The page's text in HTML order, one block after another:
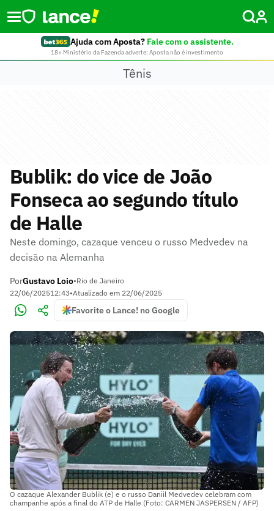
Ajuda com Aposta? Fale com o assistente.
18+ Ministério da Fazenda adverte: Aposta não é investimento
Tênis
Bublik: do vice de João
Fonseca ao segundo título
de Halle
Neste domingo, cazaque venceu o russo Medvedev na
decisão na Alemanha
PorGustavo Loio•Rio de Janeiro
22/06/202512:43•Atualizado em 22/06/2025
Favorite o Lance! no Google
O cazaque Alexander Bublik (e) e o russo Daniil Medvedev celebram com
champanhe após a final do ATP de Halle (Foto: CARMEN JASPERSEN / AFP)